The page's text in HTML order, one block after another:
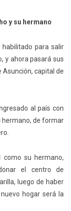
y su hermano
para salir
y ahora pasará sus
Asunción, capital de
al país con
hermano, de formar
como su hermano,
el centro de
luego de haber
hogar será la